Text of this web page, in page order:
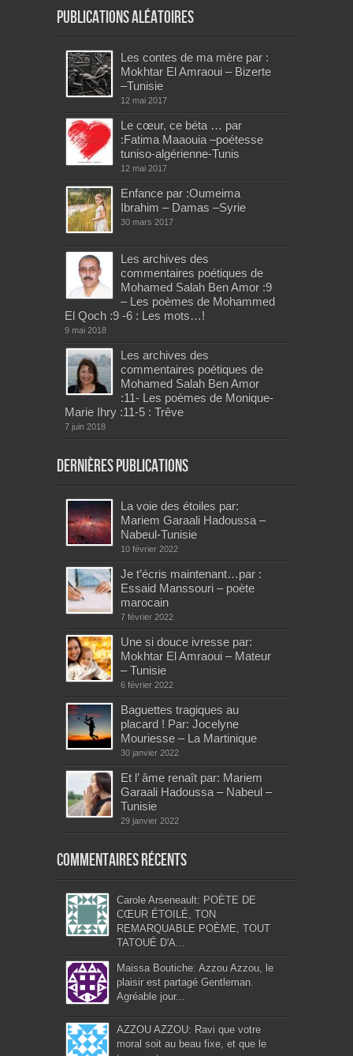
Publications aléatoires
Les contes de ma mère par :
Mokhtar El Amraoui – Bizerte
–Tunisie
12 mai 2017
Le cœur, ce béta … par
:Fatima Maaouia –poétesse
tuniso-algérienne-Tunis
12 mai 2017
Enfance par :Oumeima
Ibrahim – Damas –Syrie
30 mars 2017
Les archives des
commentaires poétiques de
Mohamed Salah Ben Amor :9
– Les poèmes de Mohammed
El Qoch :9 -6 : Les mots…!
9 mai 2018
Les archives des
commentaires poétiques de
Mohamed Salah Ben Amor
:11- Les poèmes de Monique-
Marie Ihry :11-5 : Trêve
7 juin 2018
Dernières publications
La voie des étoiles par:
Mariem Garaali Hadoussa –
Nabeul-Tunisie
10 février 2022
Je t’écris maintenant…par :
Essaid Manssouri – poète
marocain
7 février 2022
Une si douce ivresse par:
Mokhtar El Amraoui – Mateur
– Tunisie
6 février 2022
Baguettes tragiques au
placard ! Par: Jocelyne
Mouriesse – La Martinique
30 janvier 2022
Et l’ âme renaît par: Mariem
Garaali Hadoussa – Nabeul –
Tunisie
29 janvier 2022
Commentaires récents
Carole Arseneault: POÈTE DE
CŒUR ÉTOILÉ, TON
REMARQUABLE POÈME, TOUT
TATOUÉ D'A...
Maissa Boutiche: Azzou Azzou, le
plaisir est partagé Gentleman.
Agréable jour...
AZZOU AZZOU: Ravi que votre
moral soit au beau fixe, et que le